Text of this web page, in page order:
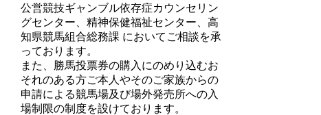
公営競技ギャンブル依存症カウンセリン
グセンター、精神保健福祉センター、高
知県競馬組合総務課 においてご相談を承
っております。
また、勝馬投票券の購入にのめり込むお
それのある方ご本人やそのご家族からの
申請による競馬場及び場外発売所への入
場制限の制度を設けております。